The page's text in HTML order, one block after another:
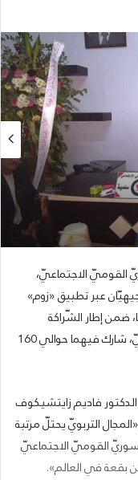
القوميّ الاجتماعيّ،
عبر تطبيق «زوم»
ضمن إطار الشّراكة
الاستراتيجيّة بين الحزب والمركز الثقافيّ الروسيّ، شارك فيهما حوالي 160
فاديم زايتشيكوف
التربويّ يحتلّ مرتبة
القوميّ الاجتماعيّ
بقعة في العالم».